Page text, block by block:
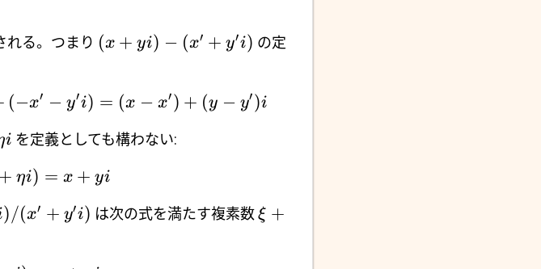
れる。つまり (x + yi) − (x′ + y′i) の定
(−x′ − y′i) = (x − x′) + (y − y′)i
i を定義としても構わない:
+ ηi) = x + yi
)/(x′ + y′i) は次の式を満たす複素数ξ +